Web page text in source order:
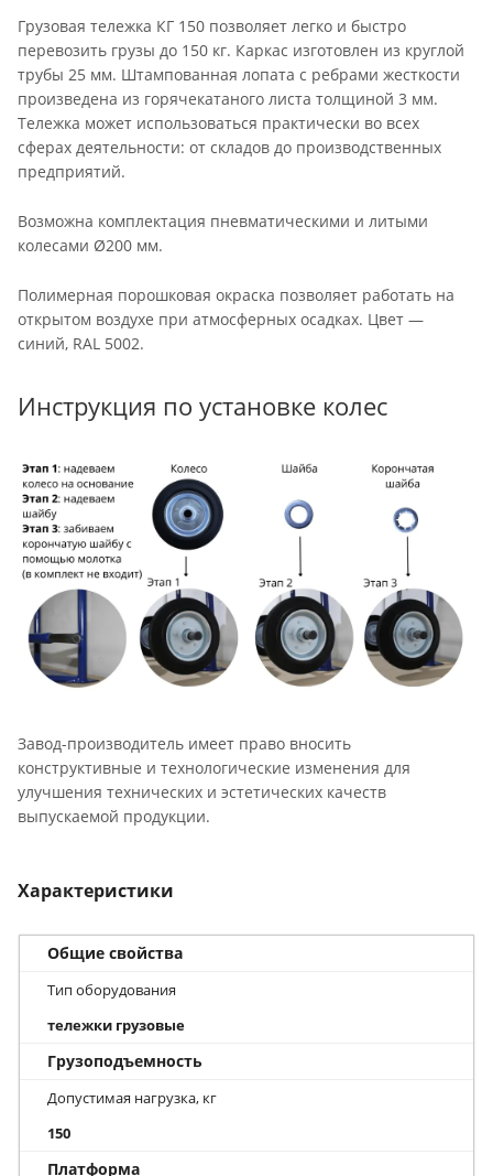
Грузовая тележка КГ 150 позволяет легко и быстро
перевозить грузы до 150 кг. Каркас изготовлен из круглой
трубы 25 мм. Штампованная лопата с ребрами жесткости
произведена из горячекатаного листа толщиной 3 мм.
Тележка может использоваться практически во всех
сферах деятельности: от складов до производственных
предприятий.
Возможна комплектация пневматическими и литыми
колесами Ø200 мм.
Полимерная порошковая окраска позволяет работать на
открытом воздухе при атмосферных осадках. Цвет —
синий, RAL 5002.
Инструкция по установке колес
Завод-производитель имеет право вносить
конструктивные и технологические изменения для
улучшения технических и эстетических качеств
выпускаемой продукции.
Характеристики
Общие свойства
Тип оборудования
тележки грузовые
Грузоподъемность
Допустимая нагрузка, кг
150
Платформа